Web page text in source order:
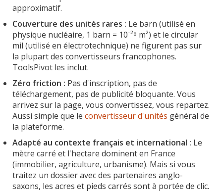
approximatif.
Couverture des unités rares : Le barn (utilisé en
physique nucléaire, 1 barn = 10⁻²⁸ m²) et le circular
mil (utilisé en électrotechnique) ne figurent pas sur
la plupart des convertisseurs francophones.
ToolsPivot les inclut.
Zéro friction : Pas d'inscription, pas de
téléchargement, pas de publicité bloquante. Vous
arrivez sur la page, vous convertissez, vous repartez.
Aussi simple que le convertisseur d'unités général de
la plateforme.
Adapté au contexte français et international : Le
mètre carré et l'hectare dominent en France
(immobilier, agriculture, urbanisme). Mais si vous
traitez un dossier avec des partenaires anglo-
saxons, les acres et pieds carrés sont à portée de clic.